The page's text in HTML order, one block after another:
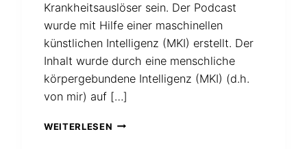
Krankheitsauslöser sein. Der Podcast
wurde mit Hilfe einer maschinellen
künstlichen Intelligenz (MKI) erstellt. Der
Inhalt wurde durch eine menschliche
körpergebundene Intelligenz (MKI) (d.h.
von mir) auf […]
WEITERLESEN PODCAST